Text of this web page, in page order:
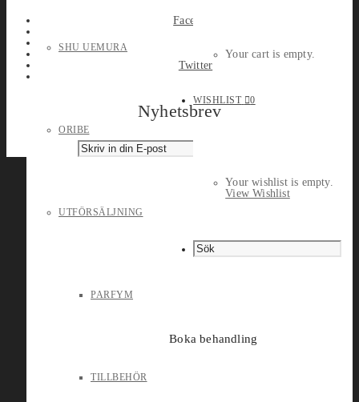
SHU UEMURA
ORIBE
UTFÖRSÄLJNING
PARFYM
TILLBEHÖR
Your cart is empty.
WISHLIST 0
Your wishlist is empty.
View Wishlist
Boka behandling
Facebook
Twitter
Nyhetsbrev